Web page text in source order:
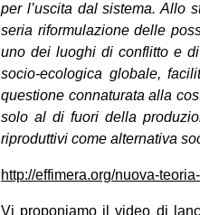
per l’uscita dal sistema. Allo
seria riformulazione delle
uno dei luoghi di conflitto e
socio-ecologica globale,
questione connaturata alla
solo al di fuori della
riproduttivi come alternativa
http://effimera.org/nuova-
Vi proponiamo il video di